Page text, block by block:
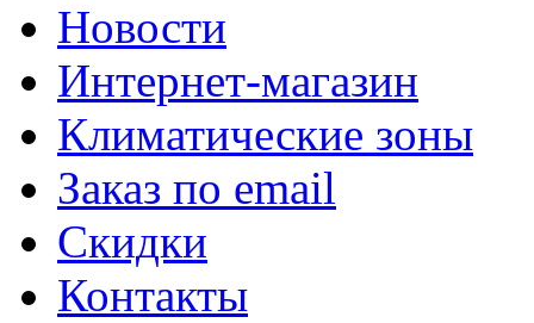
Новости
Интернет-магазин
Климатические зоны
Заказ по email
Скидки
Контакты